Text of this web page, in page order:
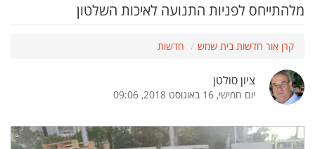
מלהתייחס לפניות התנועה לאיכות השלטון
קרן אור חדשות בית שמש חדשות
ציון סולטן
יום חמישי, 16 באוגוסט 2018, 09:06